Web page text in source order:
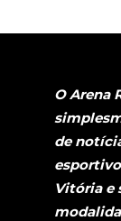
O Arena
de
Vitória e